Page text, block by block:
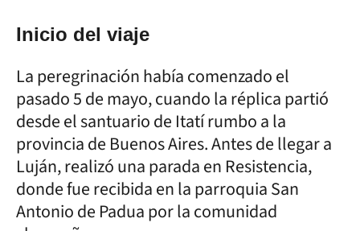
Inicio del viaje
La peregrinación había comenzado el
pasado 5 de mayo, cuando la réplica partió
desde el santuario de Itatí rumbo a la
provincia de Buenos Aires. Antes de llegar a
Luján, realizó una parada en Resistencia,
donde fue recibida en la parroquia San
Antonio de Padua por la comunidad